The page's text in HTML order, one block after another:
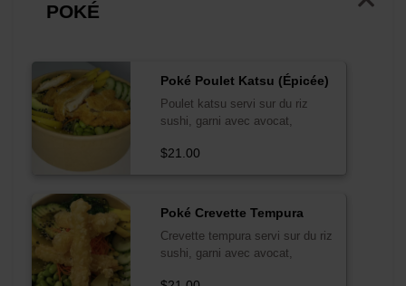
POKÉ
Poké Poulet Katsu (Épicée)
Poulet katsu servi sur du riz
sushi, garni avec avocat,
carottes, maïs, d'edamame, et
Chicken Katsu serve on sushi
rice top with avocado, cucumber,
mango, wakame, carrots, corn,
edamame, and salad mix serve
$21.00
Poké Crevette Tempura
Crevette tempura servi sur du riz
sushi, garni avec avocat,